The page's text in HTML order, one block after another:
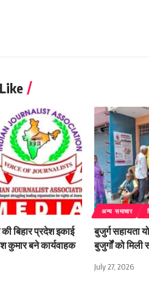
बिहार प्रदेश इकाई
कुमार बने कार्यवाहक
अन्य समाचार
बुजुर्ग सहायता
बुजुर्गों को मिली
July 27, 2026